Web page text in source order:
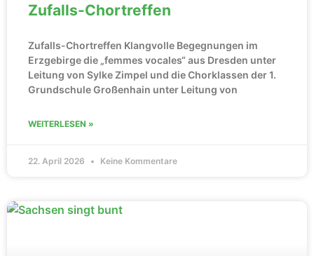
Zufalls-Chortreffen
Zufalls-Chortreffen Klangvolle Begegnungen im
Erzgebirge die „femmes vocales“ aus Dresden unter
Leitung von Sylke Zimpel und die Chorklassen der 1.
Grundschule Großenhain unter Leitung von
WEITERLESEN »
22. April 2026 Keine Kommentare